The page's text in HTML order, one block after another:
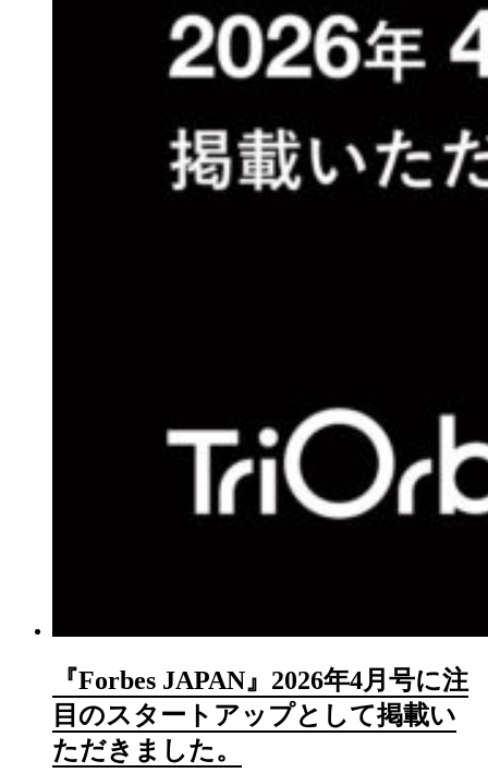
『Forbes JAPAN』2026年4月号に注
目のスタートアップとして掲載い
ただきました。